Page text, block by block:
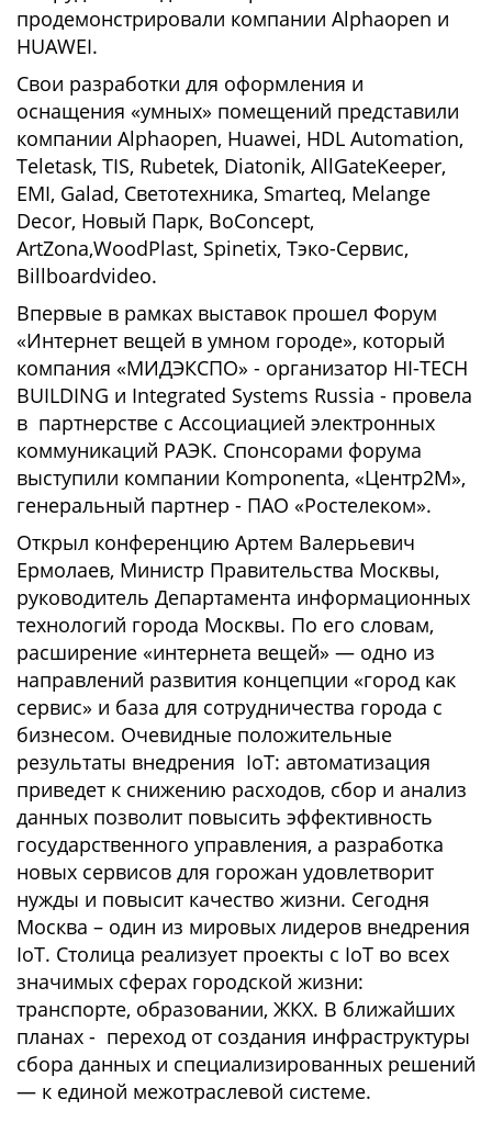
продемонстрировали компании Alphaopen и
HUAWEI.
Свои разработки для оформления и
оснащения «умных» помещений представили
компании Alphaopen, Huawei, HDL Automation,
Teletask, TIS, Rubetek, Diatonik, AllGateKeeper,
EMI, Galad, Светотехника, Smarteq, Melange
Decor, Новый Парк, BoConcept,
ArtZona,WoodPlast, Spinetix, Тэко-Сервис,
Billboardvideo.
Впервые в рамках выставок прошел Форум
«Интернет вещей в умном городе», который
компания «МИДЭКСПО» - организатор HI-TECH
BUILDING и Integrated Systems Russia - провела
в партнерстве с Ассоциацией электронных
коммуникаций РАЭК. Спонсорами форума
выступили компании Komponenta, «Центр2М»,
генеральный партнер - ПАО «Ростелеком».
Открыл конференцию Артем Валерьевич
Ермолаев, Министр Правительства Москвы,
руководитель Департамента информационных
технологий города Москвы. По его словам,
расширение «интернета вещей» — одно из
направлений развития концепции «город как
сервис» и база для сотрудничества города с
бизнесом. Очевидные положительные
результаты внедрения IoT: автоматизация
приведет к снижению расходов, сбор и анализ
данных позволит повысить эффективность
государственного управления, а разработка
новых сервисов для горожан удовлетворит
нужды и повысит качество жизни. Сегодня
Москва – один из мировых лидеров внедрения
IoT. Столица реализует проекты с IoT во всех
значимых сферах городской жизни:
транспорте, образовании, ЖКХ. В ближайших
планах - переход от создания инфраструктуры
сбора данных и специализированных решений
— к единой межотраслевой системе.